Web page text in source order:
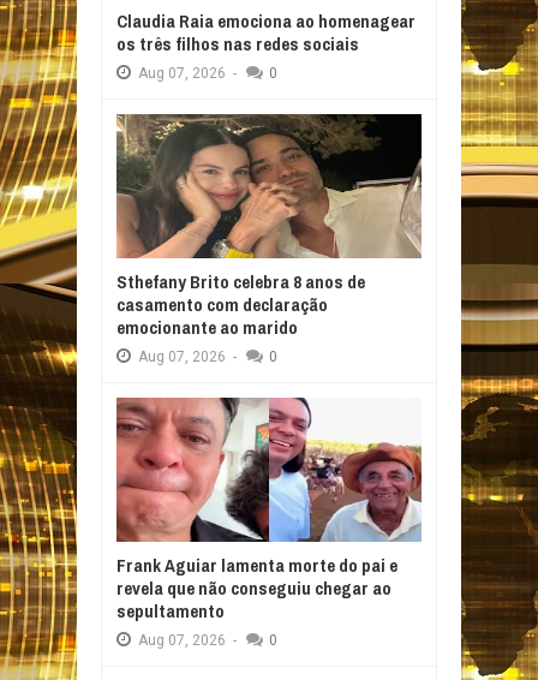
Claudia Raia emociona ao homenagear
os três filhos nas redes sociais
Aug 07, 2026 - 0
Sthefany Brito celebra 8 anos de
casamento com declaração
emocionante ao marido
Aug 07, 2026 - 0
Frank Aguiar lamenta morte do pai e
revela que não conseguiu chegar ao
sepultamento
Aug 07, 2026 - 0